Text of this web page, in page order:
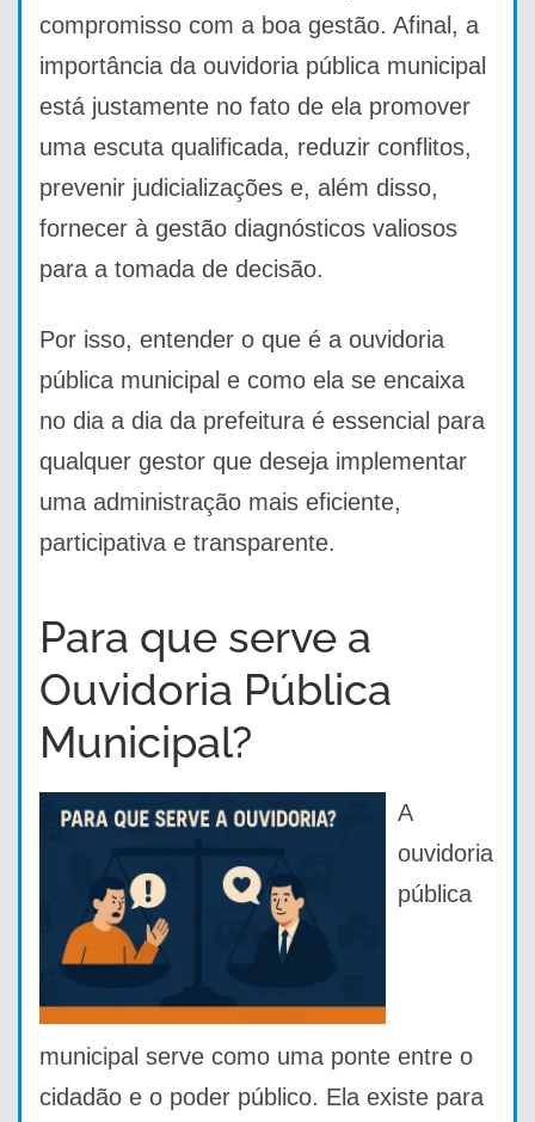
compromisso com a boa gestão. Afinal, a
importância da ouvidoria pública municipal
está justamente no fato de ela promover
uma escuta qualificada, reduzir conflitos,
prevenir judicializações e, além disso,
fornecer à gestão diagnósticos valiosos
para a tomada de decisão.
Por isso, entender o que é a ouvidoria
pública municipal e como ela se encaixa
no dia a dia da prefeitura é essencial para
qualquer gestor que deseja implementar
uma administração mais eficiente,
participativa e transparente.
Para que serve a
Ouvidoria Pública
Municipal?
A
ouvidoria
pública
municipal serve como uma ponte entre o
cidadão e o poder público. Ela existe para